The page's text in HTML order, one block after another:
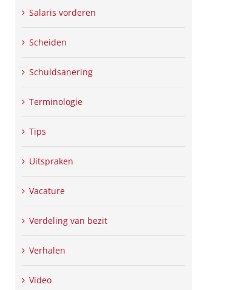
Salaris vorderen
Scheiden
Schuldsanering
Terminologie
Tips
Uitspraken
Vacature
Verdeling van bezit
Verhalen
Video